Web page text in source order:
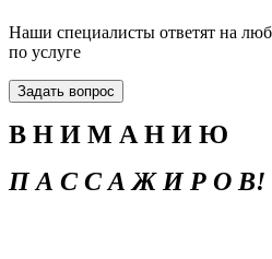
Наши специалисты ответят на
по услуге
Задать вопрос
В Н И М А Н И Ю
П А С С А Ж И Р О В!